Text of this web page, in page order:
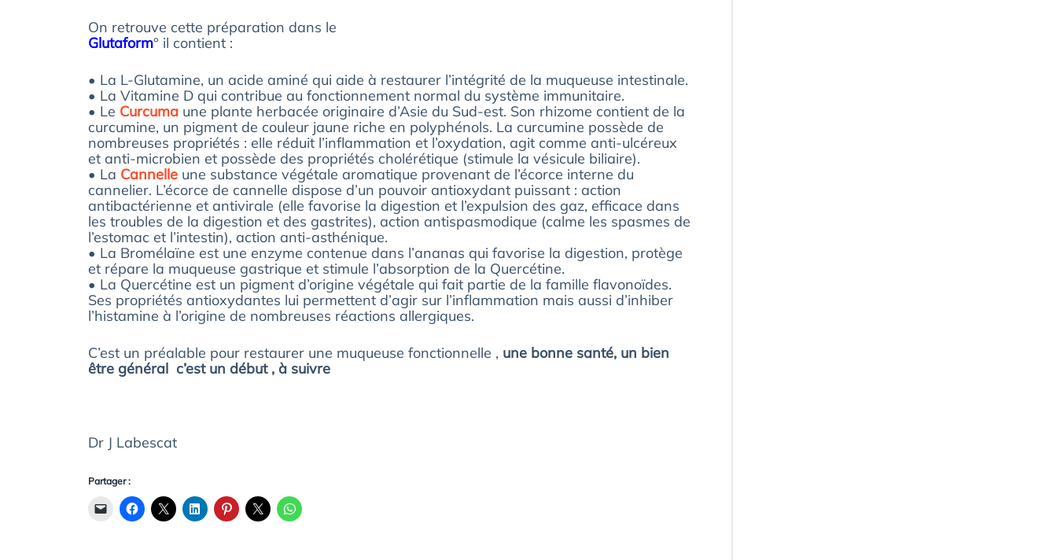
On retrouve cette préparation dans le
Glutaform° il contient :
• La L-Glutamine, un acide aminé qui aide à restaurer l’intégrité de la muqueuse intestinale.
• La Vitamine D qui contribue au fonctionnement normal du système immunitaire.
• Le Curcuma une plante herbacée originaire d’Asie du Sud-est. Son rhizome contient de la
curcumine, un pigment de couleur jaune riche en polyphénols. La curcumine possède de
nombreuses propriétés : elle réduit l’inflammation et l’oxydation, agit comme anti-ulcéreux
et anti-microbien et possède des propriétés cholérétique (stimule la vésicule biliaire).
• La Cannelle une substance végétale aromatique provenant de l’écorce interne du
cannelier. L’écorce de cannelle dispose d’un pouvoir antioxydant puissant : action
antibactérienne et antivirale (elle favorise la digestion et l’expulsion des gaz, efficace dans
les troubles de la digestion et des gastrites), action antispasmodique (calme les spasmes de
l’estomac et l’intestin), action anti-asthénique.
• La Bromélaïne est une enzyme contenue dans l’ananas qui favorise la digestion, protège
et répare la muqueuse gastrique et stimule l’absorption de la Quercétine.
• La Quercétine est un pigment d’origine végétale qui fait partie de la famille flavonoïdes.
Ses propriétés antioxydantes lui permettent d’agir sur l’inflammation mais aussi d’inhiber
l’histamine à l’origine de nombreuses réactions allergiques.
C’est un préalable pour restaurer une muqueuse fonctionnelle , une bonne santé, un bien
être général c’est un début , à suivre
Dr J Labescat
Partager :